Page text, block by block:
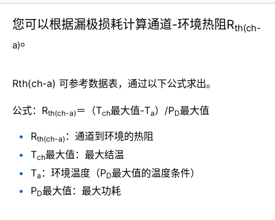
您可以根据漏极损耗计算通道-环境热阻Rth(ch-
a)。
Rth(ch-a) 可参考数据表，通过以下公式求出。
公式：Rth(ch-a) ＝（Tch最大值-Ta）/PD最大值
Rth(ch-a) ：通道到环境的热阻
Tch最大值：最大结温
Ta ：环境温度（PD最大值的温度条件）
PD最大值：最大功耗